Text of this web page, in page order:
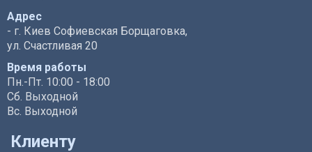
Адрес
- г. Киев Софиевская Борщаговка,
ул. Счастливая 20
Время работы
Пн.-Пт. 10:00 - 18:00
Сб. Выходной
Вс. Выходной
Клиенту